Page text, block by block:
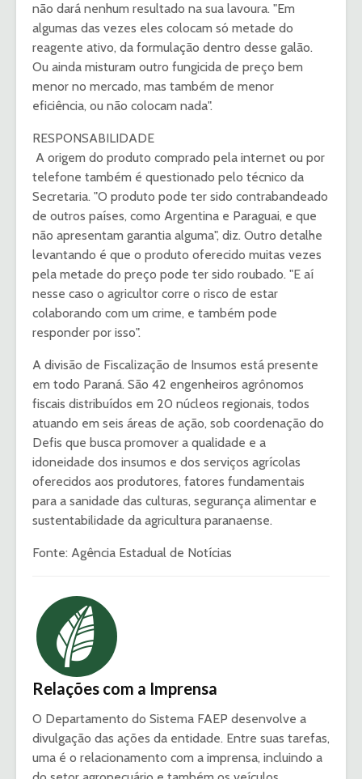
não dará nenhum resultado na sua lavoura. "Em
algumas das vezes eles colocam só metade do
reagente ativo, da formulação dentro desse galão.
Ou ainda misturam outro fungicida de preço bem
menor no mercado, mas também de menor
eficiência, ou não colocam nada".
RESPONSABILIDADE
A origem do produto comprado pela internet ou por
telefone também é questionado pelo técnico da
Secretaria. "O produto pode ter sido contrabandeado
de outros países, como Argentina e Paraguai, e que
não apresentam garantia alguma", diz. Outro detalhe
levantando é que o produto oferecido muitas vezes
pela metade do preço pode ter sido roubado. "E aí
nesse caso o agricultor corre o risco de estar
colaborando com um crime, e também pode
responder por isso".
A divisão de Fiscalização de Insumos está presente
em todo Paraná. São 42 engenheiros agrônomos
fiscais distribuídos em 20 núcleos regionais, todos
atuando em seis áreas de ação, sob coordenação do
Defis que busca promover a qualidade e a
idoneidade dos insumos e dos serviços agrícolas
oferecidos aos produtores, fatores fundamentais
para a sanidade das culturas, segurança alimentar e
sustentabilidade da agricultura paranaense.
Fonte: Agência Estadual de Notícias
Relações com a Imprensa
O Departamento do Sistema FAEP desenvolve a
divulgação das ações da entidade. Entre suas tarefas,
uma é o relacionamento com a imprensa, incluindo a